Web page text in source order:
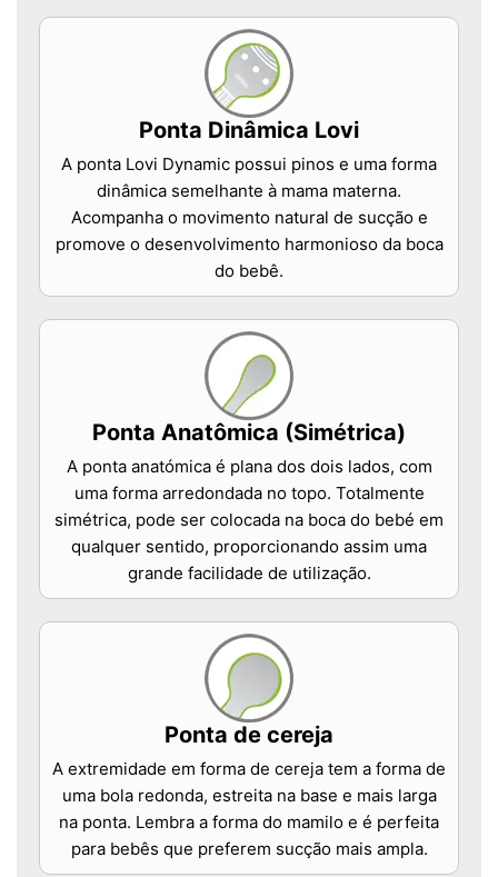
Ponta Dinâmica Lovi
A ponta Lovi Dynamic possui pinos e uma forma
dinâmica semelhante à mama materna.
Acompanha o movimento natural de sucção e
promove o desenvolvimento harmonioso da boca
do bebê.
Ponta Anatômica (Simétrica)
A ponta anatómica é plana dos dois lados, com
uma forma arredondada no topo. Totalmente
simétrica, pode ser colocada na boca do bebé em
qualquer sentido, proporcionando assim uma
grande facilidade de utilização.
Ponta de cereja
A extremidade em forma de cereja tem a forma de
uma bola redonda, estreita na base e mais larga
na ponta. Lembra a forma do mamilo e é perfeita
para bebês que preferem sucção mais ampla.